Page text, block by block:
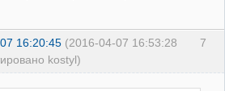
7
16:20:45 (2016-04-07 16:53:28
kostyl)